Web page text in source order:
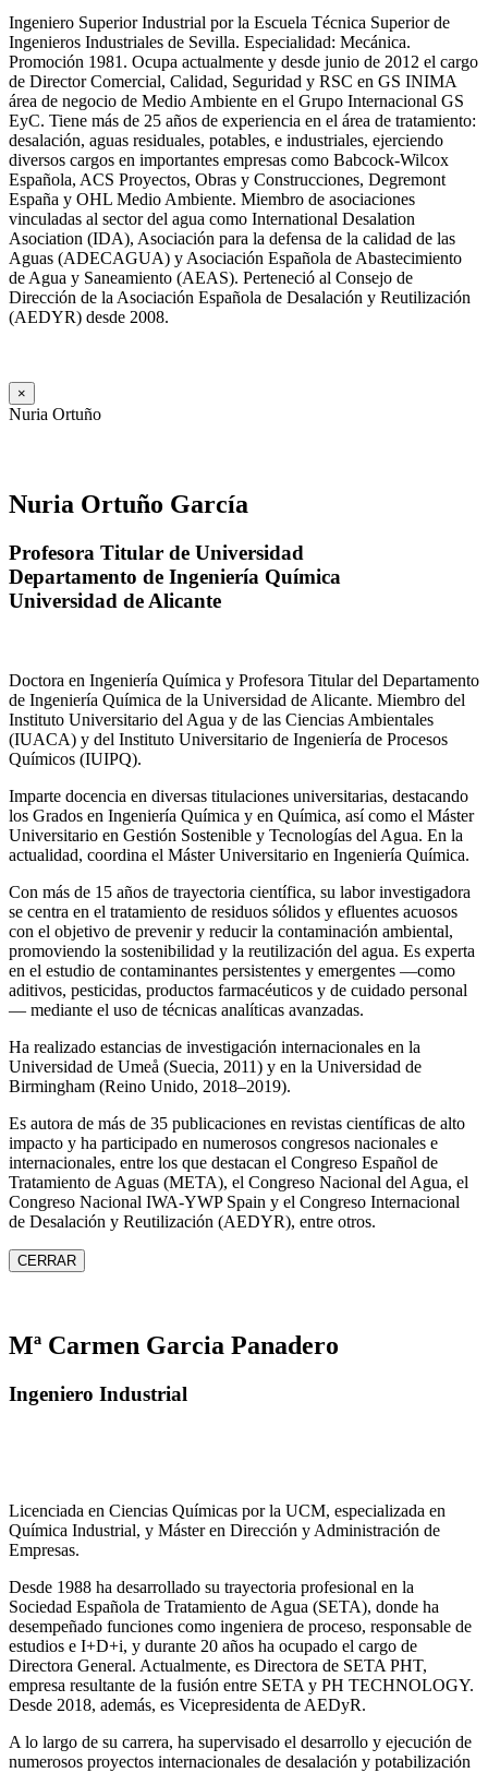
Ingeniero Superior Industrial por la Escuela Técnica Superior de
Ingenieros Industriales de Sevilla. Especialidad: Mecánica.
Promoción 1981. Ocupa actualmente y desde junio de 2012 el cargo
de Director Comercial, Calidad, Seguridad y RSC en GS INIMA
área de negocio de Medio Ambiente en el Grupo Internacional GS
EyC. Tiene más de 25 años de experiencia en el área de tratamiento:
desalación, aguas residuales, potables, e industriales, ejerciendo
diversos cargos en importantes empresas como Babcock-Wilcox
Española, ACS Proyectos, Obras y Construcciones, Degremont
España y OHL Medio Ambiente. Miembro de asociaciones
vinculadas al sector del agua como International Desalation
Asociation (IDA), Asociación para la defensa de la calidad de las
Aguas (ADECAGUA) y Asociación Española de Abastecimiento
de Agua y Saneamiento (AEAS). Perteneció al Consejo de
Dirección de la Asociación Española de Desalación y Reutilización
(AEDYR) desde 2008.
×
Nuria Ortuño
Nuria Ortuño García
Profesora Titular de Universidad
Departamento de Ingeniería Química
Universidad de Alicante
Doctora en Ingeniería Química y Profesora Titular del Departamento
de Ingeniería Química de la Universidad de Alicante. Miembro del
Instituto Universitario del Agua y de las Ciencias Ambientales
(IUACA) y del Instituto Universitario de Ingeniería de Procesos
Químicos (IUIPQ).
Imparte docencia en diversas titulaciones universitarias, destacando
los Grados en Ingeniería Química y en Química, así como el Máster
Universitario en Gestión Sostenible y Tecnologías del Agua. En la
actualidad, coordina el Máster Universitario en Ingeniería Química.
Con más de 15 años de trayectoria científica, su labor investigadora
se centra en el tratamiento de residuos sólidos y efluentes acuosos
con el objetivo de prevenir y reducir la contaminación ambiental,
promoviendo la sostenibilidad y la reutilización del agua. Es experta
en el estudio de contaminantes persistentes y emergentes —como
aditivos, pesticidas, productos farmacéuticos y de cuidado personal
— mediante el uso de técnicas analíticas avanzadas.
Ha realizado estancias de investigación internacionales en la
Universidad de Umeå (Suecia, 2011) y en la Universidad de
Birmingham (Reino Unido, 2018–2019).
Es autora de más de 35 publicaciones en revistas científicas de alto
impacto y ha participado en numerosos congresos nacionales e
internacionales, entre los que destacan el Congreso Español de
Tratamiento de Aguas (META), el Congreso Nacional del Agua, el
Congreso Nacional IWA‑YWP Spain y el Congreso Internacional
de Desalación y Reutilización (AEDYR), entre otros.
CERRAR
Mª Carmen Garcia Panadero
Ingeniero Industrial
Licenciada en Ciencias Químicas por la UCM, especializada en
Química Industrial, y Máster en Dirección y Administración de
Empresas.
Desde 1988 ha desarrollado su trayectoria profesional en la
Sociedad Española de Tratamiento de Agua (SETA), donde ha
desempeñado funciones como ingeniera de proceso, responsable de
estudios e I+D+i, y durante 20 años ha ocupado el cargo de
Directora General. Actualmente, es Directora de SETA PHT,
empresa resultante de la fusión entre SETA y PH TECHNOLOGY.
Desde 2018, además, es Vicepresidenta de AEDyR.
A lo largo de su carrera, ha supervisado el desarrollo y ejecución de
numerosos proyectos internacionales de desalación y potabilización